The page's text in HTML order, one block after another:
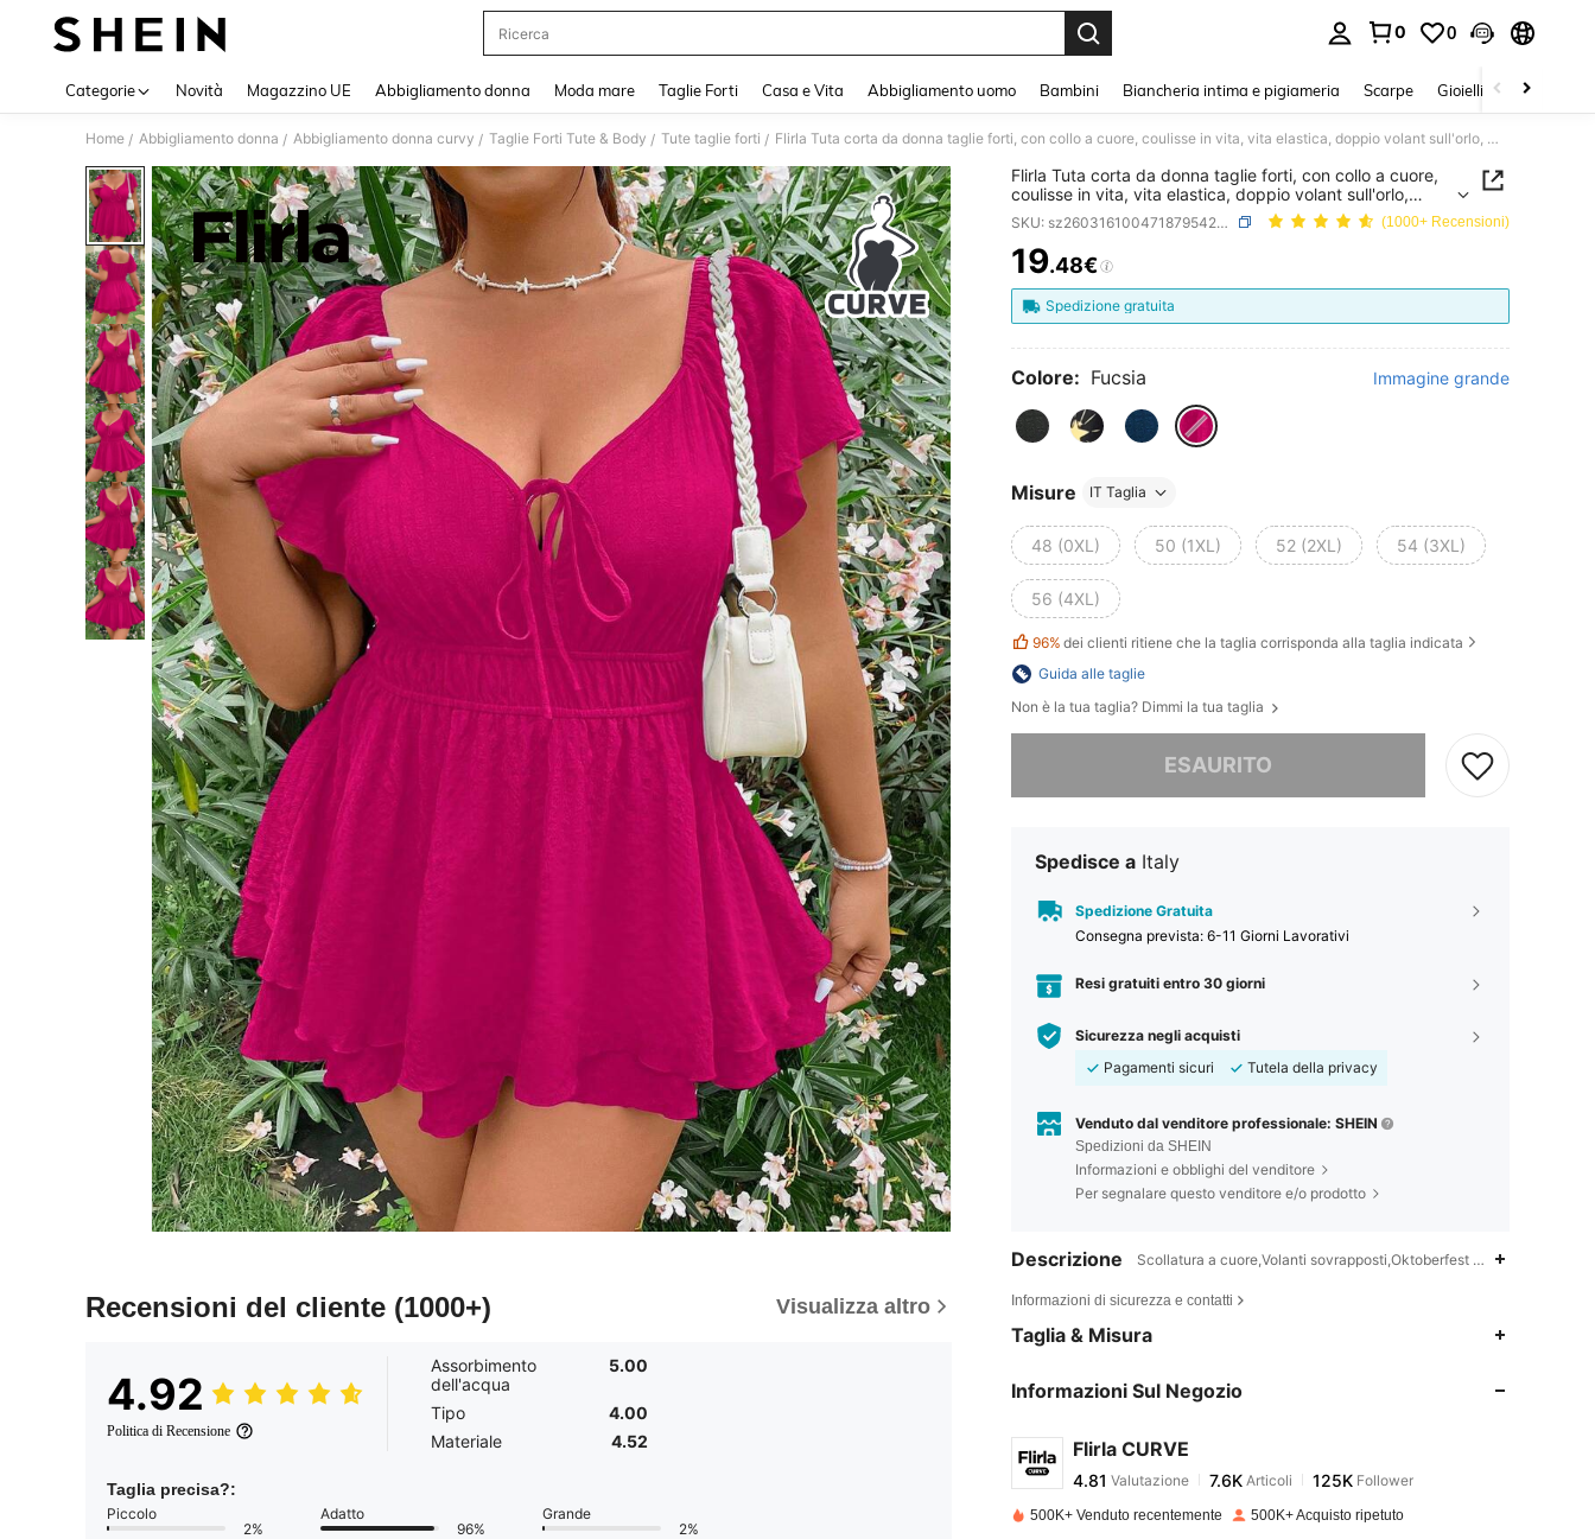
Ricerca 0 0
Categorie Novità Magazzino UE Abbigliamento donna Moda mare Taglie Forti Casa e Vita Abbigliamento uomo Bambini Biancheria intima e pigiameria Scarpe Gioielli E Accessori
Home / Abbigliamento donna / Abbigliamento donna curvy / Taglie Forti Tute & Body / Tute taglie forti / Flirla Tuta corta da donna taglie forti, con collo a cuore, coulisse in vita, vita elastica, doppio volant sull'orlo, maniche corte, adatta per appuntamenti estivi e viaggi
Recensioni del cliente (1000+) Visualizza altro
4.92
Politica di Recensione
Assorbimento
dell'acqua
5.00
Tipo
4.00
Materiale
4.52
Taglia precisa?:
Piccolo
2%
Adatto
96%
Grande
2%
Flirla Tuta corta da donna taglie forti, con collo a cuore,
coulisse in vita, vita elastica, doppio volant sull'orlo,
maniche corte, adatta per appuntamenti estivi e viaggi
SKU: sz260316100471879542348 (1000+ Recensioni)
PRICE AND AVAILABILITY
19.48€
Spedizione gratuita
Colore: Fucsia Immagine grande
Misure IT Taglia
48 (0XL) 50 (1XL) 52 (2XL) 54 (3XL)
56 (4XL)
96% dei clienti ritiene che la taglia corrisponda alla taglia indicata
Guida alle taglie
Non è la tua taglia? Dimmi la tua taglia
ESAURITO
Ci dispiace, questo prodotto è esaurito
Spedisce a Italy
Spedizione Gratuita
Consegna prevista: 6-11 Giorni Lavorativi
Resi gratuiti entro 30 giorni
Sicurezza negli acquisti
Pagamenti sicuri
Tutela della privacy
Venduto dal venditore professionale: SHEIN
Spedizioni da SHEIN
Informazioni e obblighi del venditore
Per segnalare questo venditore e/o prodotto
Descrizione Scollatura a cuore,Volanti sovrapposti,Oktoberfest a Monaco
Informazioni di sicurezza e contatti
Taglia & Misura
Informazioni Sul Negozio
Flirla CURVE
4.81 7.6K
4.81Valutazione
g***mpagato1 giorno fa
500K+ Venduto recentemente 500K+ Acquisto ripetuto